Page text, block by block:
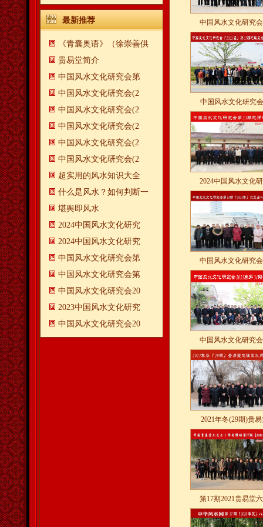
最新推荐
《青囊奥语》（徐崇善供
贵易堂简介
中国风水文化研究会第
中国风水文化研究会(2
中国风水文化研究会(2
中国风水文化研究会(2
中国风水文化研究会(2
中国风水文化研究会(2
超实用的风水知识大全
什么是风水？如何判断一
​堪舆即风水
2024中国风水文化研究
2024中国风水文化研究
中国风水文化研究会第
中国风水文化研究会第
中国风水文化研究会20
2023中国风水文化研究
中国风水文化研究会20
中国风水文化研究
中国风水文化研究
2024中国风水文化
中国风水文化研究
中国风水文化研究
2021年冬(29期)贵
第17期2021贵易堂